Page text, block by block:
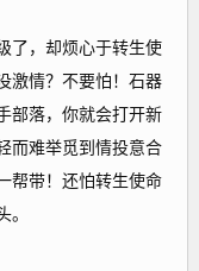
，却烦心于转生使
激情？不要怕！石器
部落，你就会打开新
而难举觅到情投意合
帮带！还怕转生使命
。